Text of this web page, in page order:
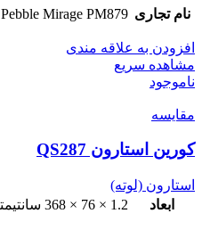
نام تجاری Pebble Mirage PM879
افزودن به علاقه مندی
مشاهده سریع
ناموجود
مقایسه
کورین استارون QS287
استارون (لوته)
ابعاد
1.2 × 76 × 368 سانتیمتر